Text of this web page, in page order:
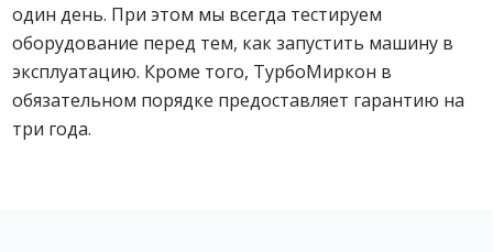
один день. При этом мы всегда тестируем
оборудование перед тем, как запустить машину в
эксплуатацию. Кроме того, ТурбоМиркон в
обязательном порядке предоставляет гарантию на
три года.